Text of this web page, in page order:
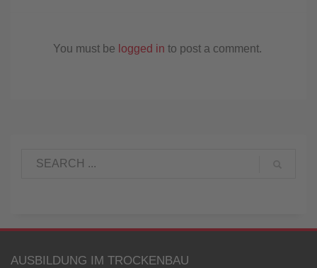
You must be logged in to post a comment.
AUSBILDUNG IM TROCKENBAU